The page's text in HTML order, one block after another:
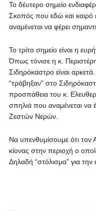
Το δέυτερο σημείο
Σκοπός που εδώ και καιρό
αναμένεται να φέρει
Το τρίτο σημείο είναι η
Όπως τόνισε η κ.
Σιδηρόκαστρο είναι
“τράβηξαν” στο
προσπάθεια του κ.
σπηλιά που αναμένεται να
Ζεστών Νερών.
Να υπενθυμίσουμε ότι τον
κίονας στην περιοχή ο
Δηλαδή “στόλισμα” για την